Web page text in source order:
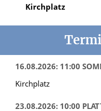
Kirchplatz
16.08.2026: 11:00
Kirchplatz
23.08.2026: 10:00